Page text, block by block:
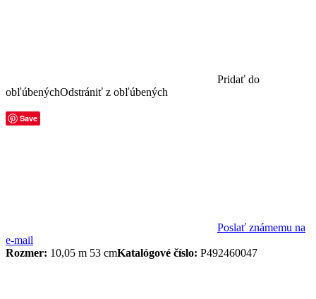
Pridať do
obľúbenýchOdstrániť z obľúbených
Save
Poslať známemu na
e-mail
Rozmer: 10,05 m 53 cmKatalógové číslo: P492460047